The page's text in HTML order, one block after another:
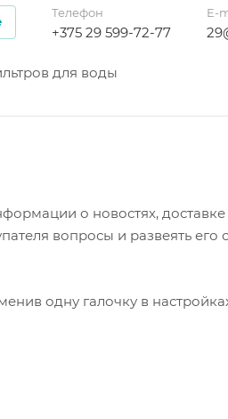
Телефон
+375 29 599-72-77
E-
для воды
о новостях,
вопросы и развеять его
одну галочку в